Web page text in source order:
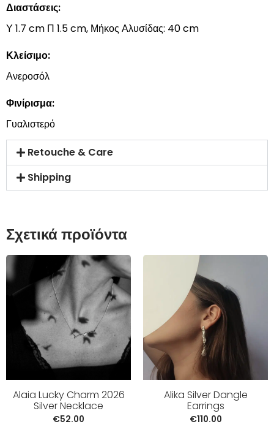
Διαστάσεις:
Υ 1.7 cm Π 1.5 cm, Μήκος Αλυσίδας: 40 cm
Κλείσιμο:
Ανεροσόλ
Φινίρισμα:
Γυαλιστερό
Retouche & Care
Shipping
Σχετικά προϊόντα
Alaia Lucky Charm 2026
Silver Necklace
€52.00
Alika Silver Dangle
Earrings
€110.00